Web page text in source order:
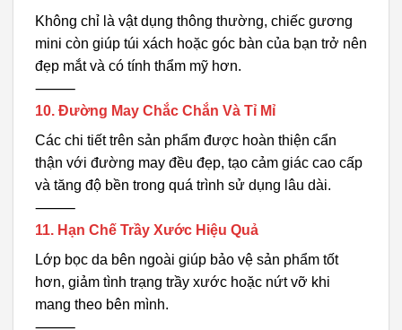
Không chỉ là vật dụng thông thường, chiếc gương
mini còn giúp túi xách hoặc góc bàn của bạn trở nên
đẹp mắt và có tính thẩm mỹ hơn.
⸻
10. Đường May Chắc Chắn Và Tỉ Mỉ
Các chi tiết trên sản phẩm được hoàn thiện cẩn
thận với đường may đều đẹp, tạo cảm giác cao cấp
và tăng độ bền trong quá trình sử dụng lâu dài.
⸻
11. Hạn Chế Trầy Xước Hiệu Quả
Lớp bọc da bên ngoài giúp bảo vệ sản phẩm tốt
hơn, giảm tình trạng trầy xước hoặc nứt vỡ khi
mang theo bên mình.
⸻